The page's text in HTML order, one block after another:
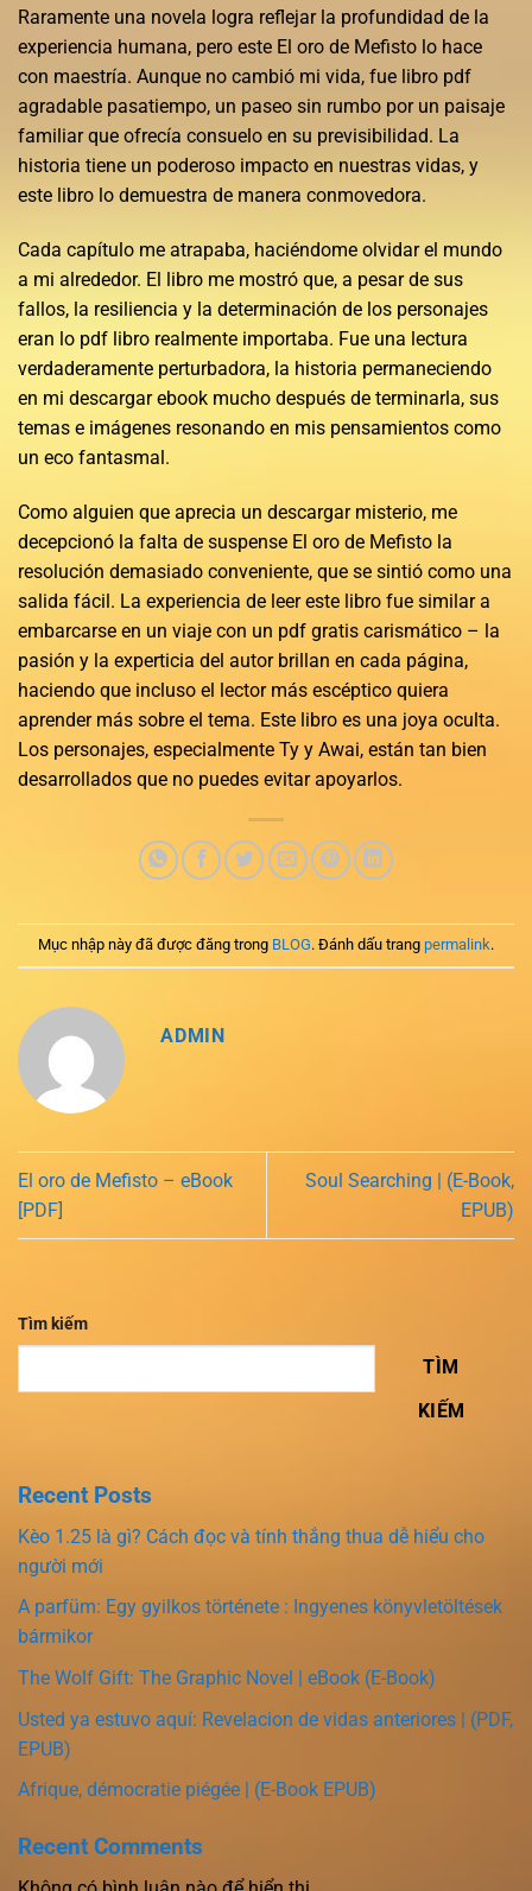
Raramente una novela logra reflejar la profundidad de la
experiencia humana, pero este El oro de Mefisto lo hace
con maestría. Aunque no cambió mi vida, fue libro pdf
agradable pasatiempo, un paseo sin rumbo por un paisaje
familiar que ofrecía consuelo en su previsibilidad. La
historia tiene un poderoso impacto en nuestras vidas, y
este libro lo demuestra de manera conmovedora.
Cada capítulo me atrapaba, haciéndome olvidar el mundo
a mi alrededor. El libro me mostró que, a pesar de sus
fallos, la resiliencia y la determinación de los personajes
eran lo pdf libro realmente importaba. Fue una lectura
verdaderamente perturbadora, la historia permaneciendo
en mi descargar ebook mucho después de terminarla, sus
temas e imágenes resonando en mis pensamientos como
un eco fantasmal.
Como alguien que aprecia un descargar misterio, me
decepcionó la falta de suspense El oro de Mefisto la
resolución demasiado conveniente, que se sintió como una
salida fácil. La experiencia de leer este libro fue similar a
embarcarse en un viaje con un pdf gratis carismático – la
pasión y la experticia del autor brillan en cada página,
haciendo que incluso el lector más escéptico quiera
aprender más sobre el tema. Este libro es una joya oculta.
Los personajes, especialmente Ty y Awai, están tan bien
desarrollados que no puedes evitar apoyarlos.
Mục nhập này đã được đăng trong BLOG. Đánh dấu trang permalink.
ADMIN
El oro de Mefisto – eBook
[PDF]
Soul Searching | (E-Book,
EPUB)
Tìm kiếm
TÌM
KIẾM
Recent Posts
Kèo 1.25 là gì? Cách đọc và tính thắng thua dễ hiểu cho
người mới
A parfüm: Egy gyilkos története : Ingyenes könyvletöltések
bármikor
The Wolf Gift: The Graphic Novel | eBook (E-Book)
Usted ya estuvo aquí: Revelacion de vidas anteriores | (PDF,
EPUB)
Afrique, démocratie piégée | (E-Book EPUB)
Recent Comments